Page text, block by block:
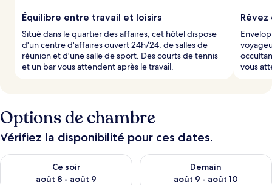
Équilibre entre travail et loisirs
Situé dans le quartier des affaires, cet hôtel dispose
d'un centre d'affaires ouvert 24h/24, de salles de
réunion et d'une salle de sport. Des courts de tennis
et un bar vous attendent après le travail.
Rêvez
vous
Options de chambre
Vérifiez la disponibilité pour ces dates.
Ce soir
août 8 - août 9
Vérifier la disponibilité pour ce soir août 8 - août 9
Demain
août 9 - août 10
Vérifier la disponibilité pour